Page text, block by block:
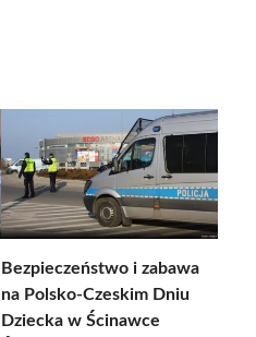
Bezpieczeństwo i zabawa
na Polsko-Czeskim Dniu
Dziecka w Ścinawce